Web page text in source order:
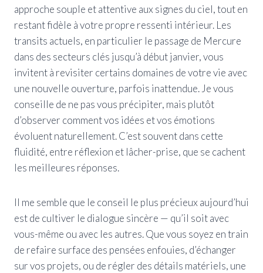
approche souple et attentive aux signes du ciel, tout en
restant fidèle à votre propre ressenti intérieur. Les
transits actuels, en particulier le passage de Mercure
dans des secteurs clés jusqu’à début janvier, vous
invitent à revisiter certains domaines de votre vie avec
une nouvelle ouverture, parfois inattendue. Je vous
conseille de ne pas vous précipiter, mais plutôt
d’observer comment vos idées et vos émotions
évoluent naturellement. C’est souvent dans cette
fluidité, entre réflexion et lâcher-prise, que se cachent
les meilleures réponses.
Il me semble que le conseil le plus précieux aujourd’hui
est de cultiver le dialogue sincère — qu’il soit avec
vous-même ou avec les autres. Que vous soyez en train
de refaire surface des pensées enfouies, d’échanger
sur vos projets, ou de régler des détails matériels, une